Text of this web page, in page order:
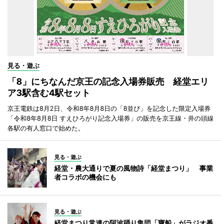
見る・遊ぶ
「8」にちなんだ京王の記念入場券販売 経堂エリ
ア3駅含む4駅セット
京王電鉄は8月2日、令和8年8月8日の「8並び」を記念した限定入場券
「令和8年8月8日 すえひろがり記念入場券」の販売を京王線・井の頭線
各駅の有人窓口で始めた。
見る・遊ぶ
経堂・農大通りで夏の風物詩「経堂まつり」 事業
者コラボの機会にも
見る・遊ぶ